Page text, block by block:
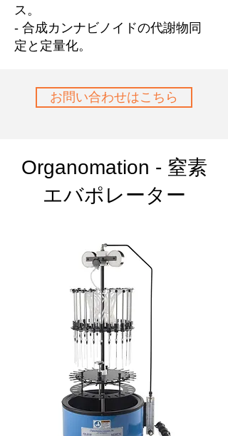
ス。
- 合成カンナビノイドの代謝物同
定と定量化。
お問い合わせはこちら
Organomation - 窒素
エバポレーター